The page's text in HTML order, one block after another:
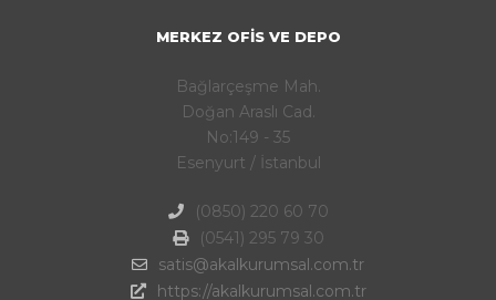
MERKEZ OFIS VE DEPO
Bağlarçeşme Mah.
Doğan Araslı Cad.
No:149 - 35
Esenyurt / İstanbul
(0850) 220 60 70
(0541) 295 79 30
satis@akalkurumsal.com.tr
https://akalkurumsal.com.tr